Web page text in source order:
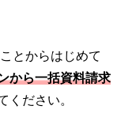
とからはじめて
から一括資料請求
ください。